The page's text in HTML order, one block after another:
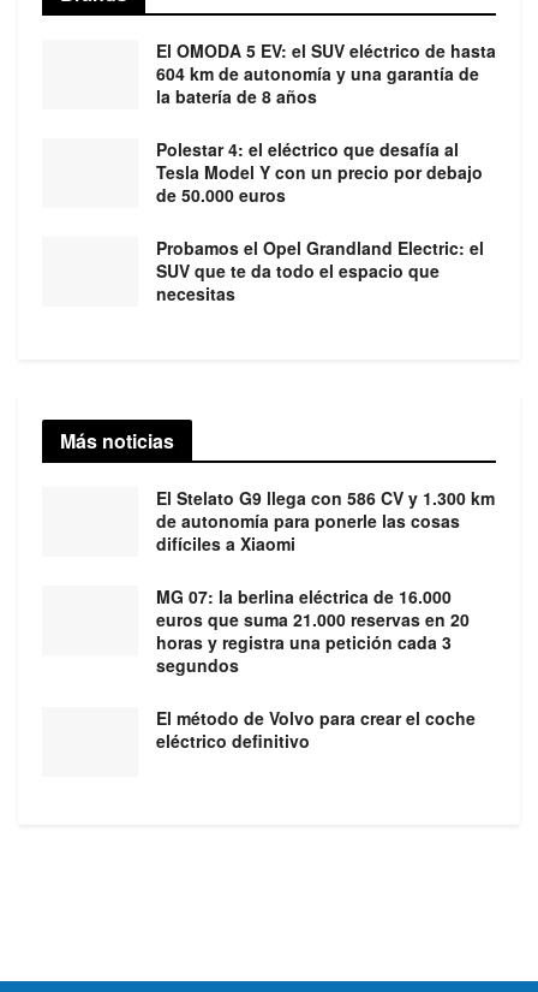
El OMODA 5 EV: el SUV eléctrico de hasta
604 km de autonomía y una garantía de
la batería de 8 años
Polestar 4: el eléctrico que desafía al
Tesla Model Y con un precio por debajo
de 50.000 euros
Probamos el Opel Grandland Electric: el
SUV que te da todo el espacio que
necesitas
Más noticias
El Stelato G9 llega con 586 CV y 1.300 km
de autonomía para ponerle las cosas
difíciles a Xiaomi
MG 07: la berlina eléctrica de 16.000
euros que suma 21.000 reservas en 20
horas y registra una petición cada 3
segundos
El método de Volvo para crear el coche
eléctrico definitivo